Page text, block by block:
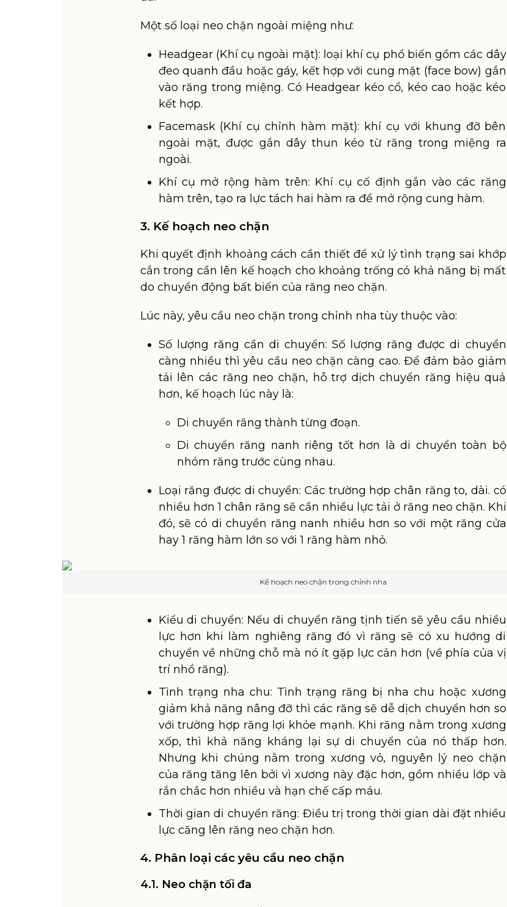
Một số loại neo chặn ngoài miệng như:
Headgear (Khí cụ ngoài mặt): loại khí cụ phổ biến gồm các dây
đeo quanh đầu hoặc gáy, kết hợp với cung mặt (face bow) gắn
vào răng trong miệng. Có Headgear kéo cổ, kéo cao hoặc kéo
kết hợp.
Facemask (Khí cụ chỉnh hàm mặt): khí cụ với khung đỡ bên
ngoài mặt, được gắn dây thun kéo từ răng trong miệng ra
ngoài.
Khí cụ mở rộng hàm trên: Khí cụ cố định gắn vào các răng
hàm trên, tạo ra lực tách hai hàm ra để mở rộng cung hàm.
3. Kế hoạch neo chặn
Khi quyết định khoảng cách cần thiết để xử lý tình trạng sai khớp
cắn trong cần lên kế hoạch cho khoảng trống có khả năng bị mất
do chuyển động bất biến của răng neo chặn.
Lúc này, yêu cầu neo chặn trong chỉnh nha tùy thuộc vào:
Số lượng răng cần di chuyển: Số lượng răng được di chuyển
càng nhiều thì yêu cầu neo chặn càng cao. Để đảm bảo giảm
tải lên các răng neo chặn, hỗ trợ dịch chuyển răng hiệu quả
hơn, kế hoạch lúc này là:
Di chuyển răng thành từng đoạn.
Di chuyển răng nanh riêng tốt hơn là di chuyển toàn bộ
nhóm răng trước cùng nhau.
Loại răng được di chuyển: Các trường hợp chân răng to, dài. có
nhiều hơn 1 chân răng sẽ cần nhiều lực tải ở răng neo chặn. Khi
đó, sẽ có di chuyển răng nanh nhiều hơn so với một răng cửa
hay 1 răng hàm lớn so với 1 răng hàm nhỏ.
Kế hoạch neo chặn trong chỉnh nha
Kiểu di chuyển: Nếu di chuyển răng tịnh tiến sẽ yêu cầu nhiều
lực hơn khi làm nghiêng răng đó vì răng sẽ có xu hướng di
chuyển về những chỗ mà nó ít gặp lực cản hơn (về phía của vị
trí nhổ răng).
Tình trạng nha chu: Tình trạng răng bị nha chu hoặc xương
giảm khả năng nâng đỡ thì các răng sẽ dễ dịch chuyển hơn so
với trường hợp răng lợi khỏe mạnh. Khi răng nằm trong xương
xốp, thì khả năng kháng lại sự di chuyển của nó thấp hơn.
Nhưng khi chúng nằm trong xương vỏ, nguyên lý neo chặn
của răng tăng lên bởi vì xương này đặc hơn, gồm nhiều lớp và
rắn chắc hơn nhiều và hạn chế cấp máu.
Thời gian di chuyển răng: Điều trị trong thời gian dài đặt nhiều
lực căng lên răng neo chặn hơn.
4. Phân loại các yêu cầu neo chặn
4.1. Neo chặn tối đa